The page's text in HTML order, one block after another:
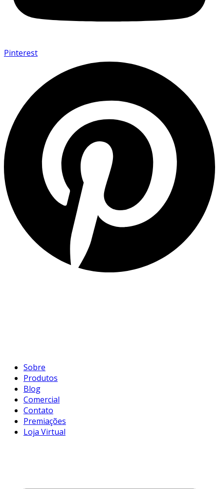
Pinterest
Sobre
Produtos
Blog
Comercial
Contato
Premiações
Loja Virtual